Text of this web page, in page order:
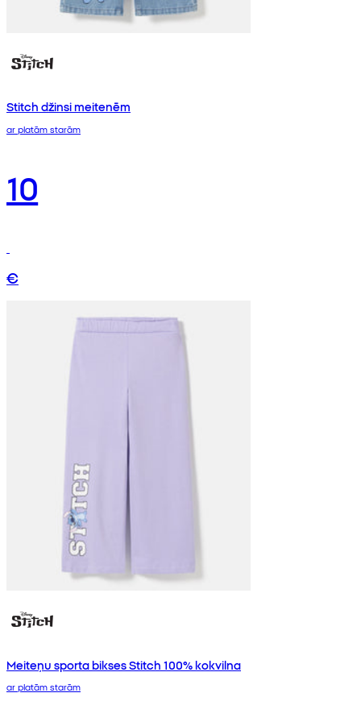
Stitch džinsi meitenēm
ar platām starām
10
€
Meiteņu sporta bikses Stitch 100% kokvilna
ar platām starām